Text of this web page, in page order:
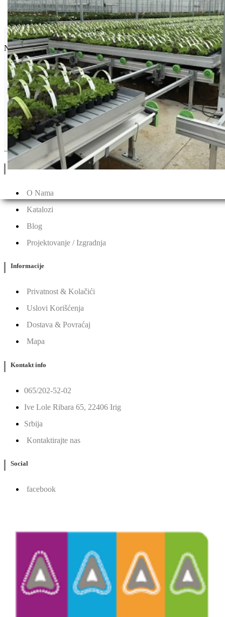
Seminis
Najpoznatija semenska kuća povrća na svetu.
Drugi Proizvodi od Seminis
Linkovi
O Nama
Katalozi
Blog
Projektovanje / Izgradnja
Informacije
Privatnost & Kolačići
Uslovi Korišćenja
Dostava & Povraćaj
Mapa
Kontakt info
065/202-52-02
Ive Lole Ribara 65, 22406 Irig
Srbija
Kontaktirajte nas
Social
facebook